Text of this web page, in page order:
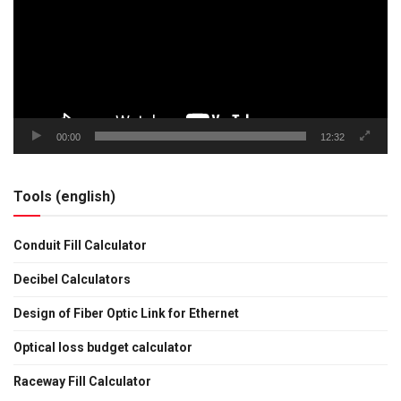
00:00 12:32
Tools (english)
Conduit Fill Calculator
Decibel Calculators
Design of Fiber Optic Link for Ethernet
Optical loss budget calculator
Raceway Fill Calculator